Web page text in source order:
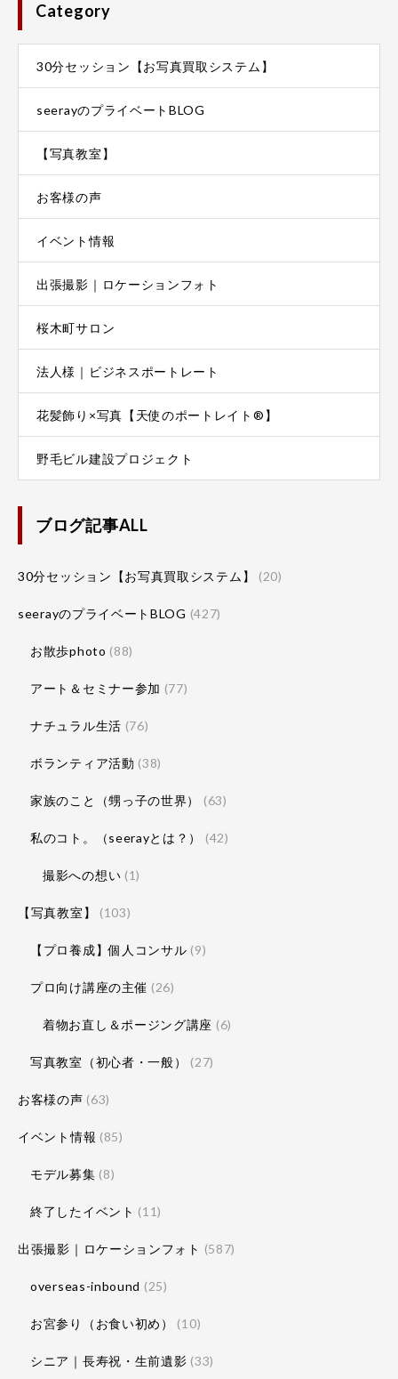
Category
30分セッション【お写真買取システム】
seerayのプライベートBLOG
【写真教室】
お客様の声
イベント情報
出張撮影｜ロケーションフォト
桜木町サロン
法人様｜ビジネスポートレート
花髪飾り×写真【天使のポートレイト®】
野毛ビル建設プロジェクト
ブログ記事ALL
30分セッション【お写真買取システム】 (20)
seerayのプライベートBLOG (427)
お散歩photo (88)
アート＆セミナー参加 (77)
ナチュラル生活 (76)
ボランティア活動 (38)
家族のこと（甥っ子の世界） (63)
私のコト。（seerayとは？） (42)
撮影への想い (1)
【写真教室】 (103)
【プロ養成】個人コンサル (9)
プロ向け講座の主催 (26)
着物お直し＆ポージング講座 (6)
写真教室（初心者・一般） (27)
お客様の声 (63)
イベント情報 (85)
モデル募集 (8)
終了したイベント (11)
出張撮影｜ロケーションフォト (587)
overseas-inbound (25)
お宮参り（お食い初め） (10)
シニア｜長寿祝・生前遺影 (33)